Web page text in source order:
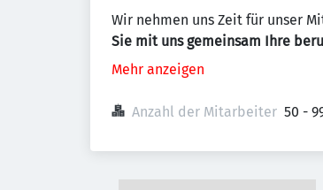
Wir nehmen uns Zeit für unser
Sie mit uns gemeinsam Ihre
Mehr anzeigen
Anzahl der Mitarbeiter 50 -